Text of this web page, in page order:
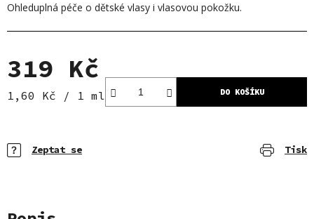
Ohleduplná péče o dětské vlasy i vlasovou pokožku.
319 Kč
Měrná cena:
1,60 Kč / 1 ml DO KOŠÍKU
Tisk
Zeptat se